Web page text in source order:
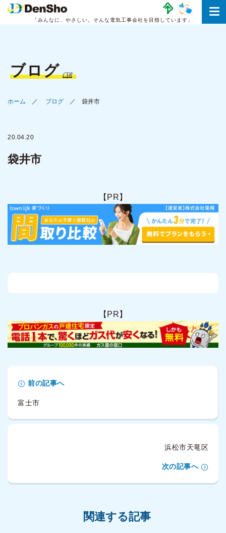
「みんなに、やさしい。 そんな電気工事会社を目指しています」
ブログ
ホーム ブログ 袋井市
20.04.20
袋井市
【PR】
【PR】
前の記事へ
富士市
浜松市天竜区
次の記事へ
関連する記事